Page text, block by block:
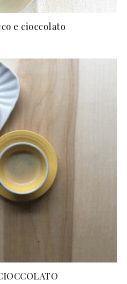
e cioccolato